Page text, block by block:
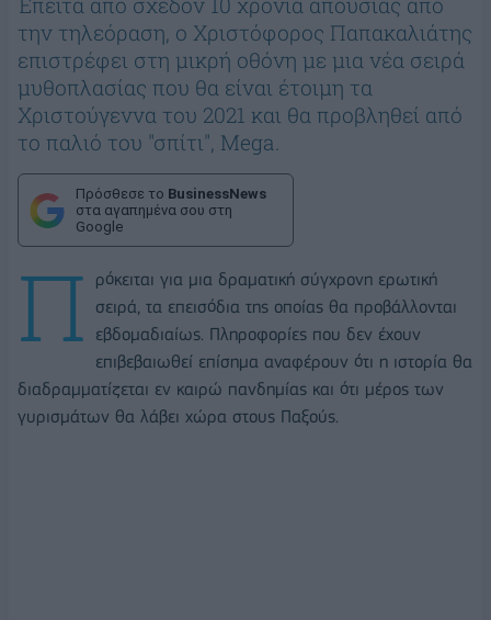
την τηλεόραση, ο Χριστόφορος Παπακαλιάτης
επιστρέφει στη μικρή οθόνη με μια νέα σειρά
μυθοπλασίας που θα είναι έτοιμη τα
Χριστούγεννα του 2021 και θα προβληθεί από
το παλιό του "σπίτι", Mega.
Πρόσθεσε το BusinessNews
στα αγαπημένα σου στη
Google
Π
ρόκειται για μια δραματική σύγχρονη ερωτική
σειρά, τα επεισόδια της οποίας θα προβάλλονται
εβδομαδιαίως. Πληροφορίες που δεν έχουν
επιβεβαιωθεί επίσημα αναφέρουν ότι η ιστορία θα
διαδραμματίζεται εν καιρώ πανδημίας και ότι μέρος των
γυρισμάτων θα λάβει χώρα στους Παξούς.